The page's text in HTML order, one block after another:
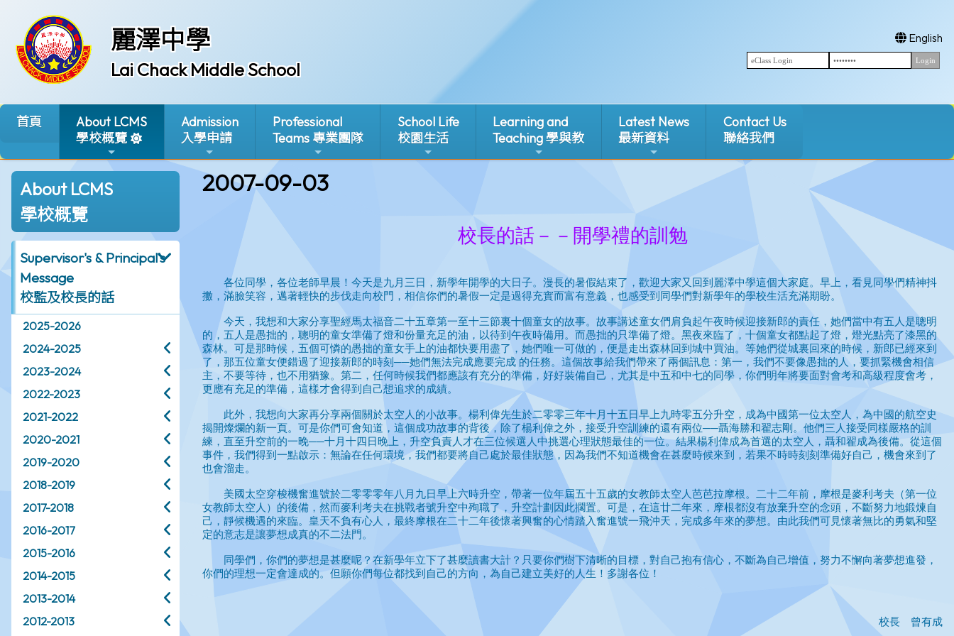
麗澤中學
Lai Chack Middle School
English
首頁
About LCMS
學校概覽
Admission
入學申請
Professional
Teams 專業團隊
School Life
校園生活
Learning and
Teaching 學與教
Latest News
最新資料
Contact Us
聯絡我們
About LCMS
學校概覽
Supervisor's & Principal's
Message
校監及校長的話
2025-2026
2024-2025
2023-2024
2022-2023
2021-2022
2020-2021
2019-2020
2018-2019
2017-2018
2016-2017
2015-2016
2014-2015
2013-2014
2012-2013
2007-09-03